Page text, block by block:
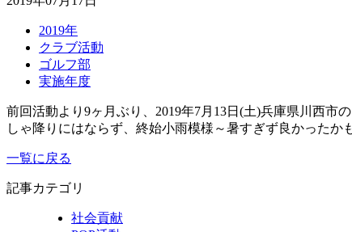
2019年
クラブ活動
ゴルフ部
実施年度
前回活動より9ヶ月ぶり、2019年7月13日(土)兵庫県川西市
しゃ降りにはならず、終始小雨模様～暑すぎず良かったか
一覧に戻る
記事カテゴリ
社会貢献